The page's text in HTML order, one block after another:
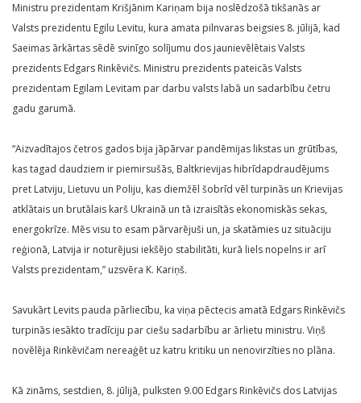
Ministru prezidentam Krišjānim Kariņam bija noslēdzošā tikšanās ar
Valsts prezidentu Egilu Levitu, kura amata pilnvaras beigsies 8. jūlijā, kad
Saeimas ārkārtas sēdē svinīgo solījumu dos jaunievēlētais Valsts
prezidents Edgars Rinkēvičs. Ministru prezidents pateicās Valsts
prezidentam Egilam Levitam par darbu valsts labā un sadarbību četru
gadu garumā.
“Aizvadītajos četros gados bija jāpārvar pandēmijas likstas un grūtības,
kas tagad daudziem ir piemirsušās, Baltkrievijas hibrīdapdraudējums
pret Latviju, Lietuvu un Poliju, kas diemžēl šobrīd vēl turpinās un Krievijas
atklātais un brutālais karš Ukrainā un tā izraisītās ekonomiskās sekas,
energokrīze. Mēs visu to esam pārvarējuši un, ja skatāmies uz situāciju
reģionā, Latvija ir noturējusi iekšējo stabilitāti, kurā liels nopelns ir arī
Valsts prezidentam,” uzsvēra K. Kariņš.
Savukārt Levits pauda pārliecību, ka viņa pēctecis amatā Edgars Rinkēvičs
turpinās iesākto tradīciju par ciešu sadarbību ar ārlietu ministru. Viņš
novēlēja Rinkēvičam nereaģēt uz katru kritiku un nenovirzīties no plāna.
Kā zināms, sestdien, 8. jūlijā, pulksten 9.00 Edgars Rinkēvičs dos Latvijas